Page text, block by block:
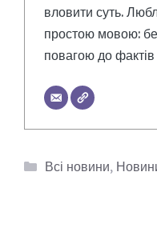
вловити суть.
простою мовою:
повагою до фактів
Категорії
Всі новини,